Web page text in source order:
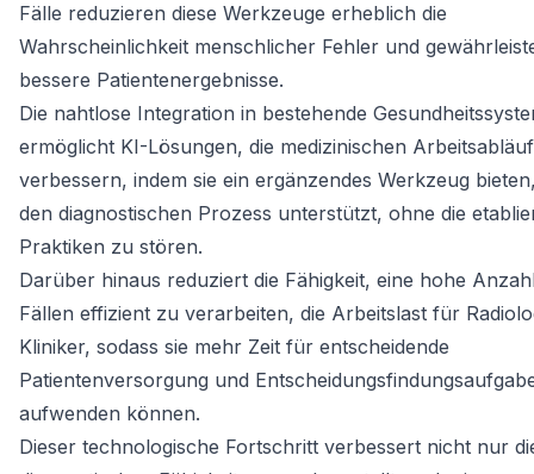
Fälle reduzieren diese Werkzeuge erheblich die
Wahrscheinlichkeit menschlicher Fehler und
bessere Patientenergebnisse.
Die nahtlose Integration in bestehende
ermöglicht KI-Lösungen, die medizinischen
verbessern, indem sie ein ergänzendes Werkzeug
den diagnostischen Prozess unterstützt, ohne die
Praktiken zu stören.
Darüber hinaus reduziert die Fähigkeit, eine hohe
Fällen effizient zu verarbeiten, die Arbeitslast für
Kliniker, sodass sie mehr Zeit für entscheidende
Patientenversorgung und
aufwenden können.
Dieser technologische Fortschritt verbessert nicht nur